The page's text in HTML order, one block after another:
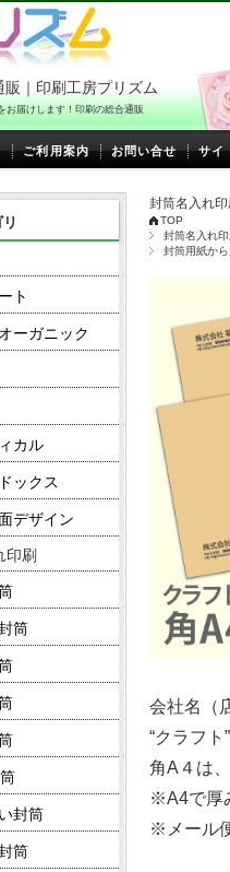
販｜印刷工房プリズム
お届けします！印刷の総合通販
ご利用案内 お問い合せ サイ
封筒名入れ
TOP
封筒名入れ印
封筒用紙か
会社名（
“クラフ
角A４は
※A4で厚
※メール
ト
ーガニック
カル
ックス
デザイン
印刷
筒
封筒
筒